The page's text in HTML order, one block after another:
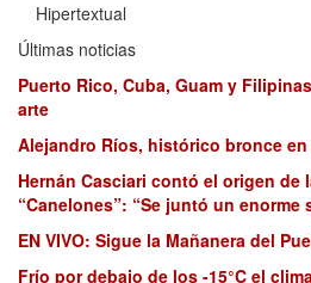
Hipertextual
Últimas noticias
Puerto Rico, Cuba, Guam y
arte
Alejandro Ríos, histórico bronce en
Hernán Casciari contó el origen de
“Canelones”: “Se juntó un
EN VIVO: Sigue la Mañanera del
Frío por debajo de los -15°C el